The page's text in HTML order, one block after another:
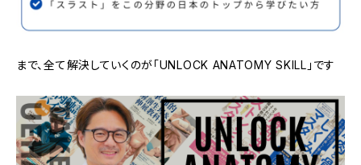
まで、全て解決していくのが「UNLOCK ANATOMY SKILL」です